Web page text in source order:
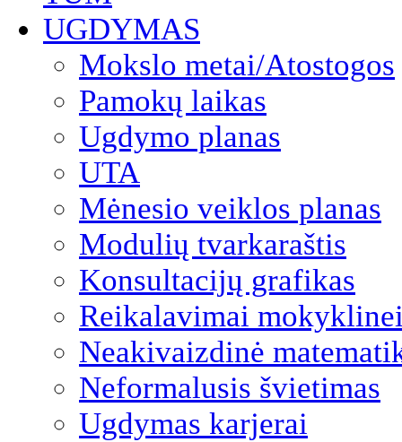
UGDYMAS
Mokslo metai/Atostogos
Pamokų laikas
Ugdymo planas
UTA
Mėnesio veiklos planas
Modulių tvarkaraštis
Konsultacijų grafikas
Reikalavimai
Neakivaizdinė
Neformalusis švietimas
Ugdymas karjerai